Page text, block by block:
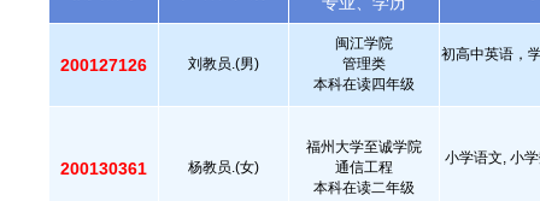
200127126 刘教员.(男)
闽江学院
管理类
本科在读四年级
初高中英语，
200130361 杨教员.(女)
福州大学至诚学院
通信工程
本科在读二年级
小学语文, 小